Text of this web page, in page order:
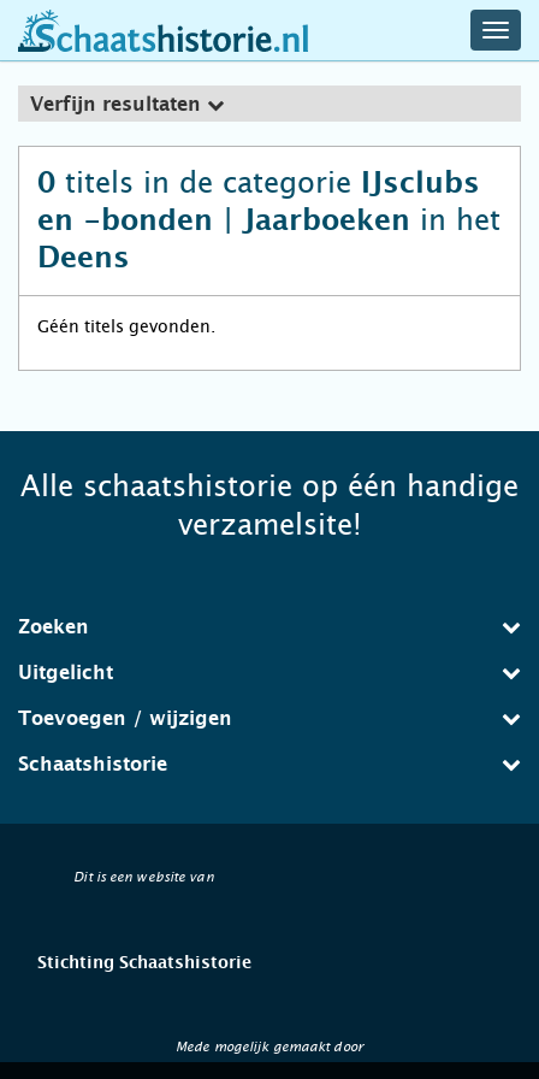
schaatshistorie.nl
Verfijn resultaten
0 titels in de categorie
IJsclubs
en -bonden | Jaarboeken in het
Deens
Géén titels gevonden.
Alle schaatshistorie op één handige
verzamelsite!
Zoeken
Uitgelicht
Toevoegen / wijzigen
Schaatshistorie
Dit is een website van
Stichting Schaatshistorie
Mede mogelijk gemaakt door